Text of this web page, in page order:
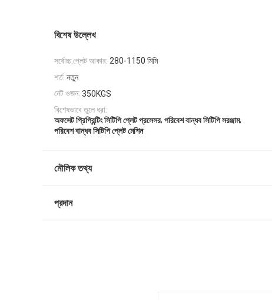
বিশেষ উল্লেখ
সর্বোচ্চ.প্লেট আকার: 280-1150 মিমি
শর্ত: নতুন
নেট ওজন: 350KGS
বিশেষভাবে তুলে ধরা:
অফসেট প্রিপ্রিন্টিং সিটিপি প্লেট প্রসেসর, পরিবেশ বান্ধব সিটিপি সরঞ্জাম,
পরিবেশ বান্ধব সিটিপি প্লেট মেশিন
মৌলিক তথ্য
প্রদান